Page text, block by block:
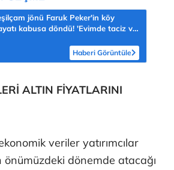
jönü Faruk Peker'in köy
kabusa döndü! 'Evimde taciz ve
Haberi Görüntüle
ALTIN FİYATLARINI
veriler yatırımcılar
önümüzdeki dönemde atacağı